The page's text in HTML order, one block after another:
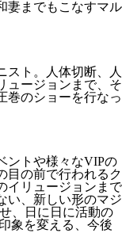
妻までもこなすマル
スト。人体切断、人
ュージョンまで、そ
巻のショーを行なっ
ントや様々なVIPの
目の前で行われるク
イリュージョンまで
い、新しい形のマジ
、日に日に活動の
象を変える、今後